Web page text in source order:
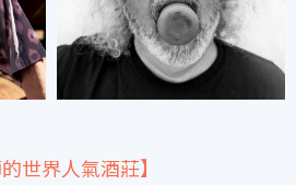
世界人氣酒莊】